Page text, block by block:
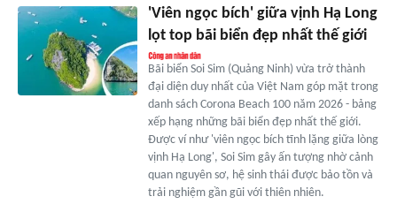
'Viên ngọc bích' giữa vịnh Hạ Long
lọt top bãi biển đẹp nhất thế giới
Bãi biển Soi Sim (Quảng Ninh) vừa trở thành
đại diện duy nhất của Việt Nam góp mặt trong
danh sách Corona Beach 100 năm 2026 - bảng
xếp hạng những bãi biển đẹp nhất thế giới.
Được ví như 'viên ngọc bích tĩnh lặng giữa lòng
vịnh Hạ Long', Soi Sim gây ấn tượng nhờ cảnh
quan nguyên sơ, hệ sinh thái được bảo tồn và
trải nghiệm gần gũi với thiên nhiên.